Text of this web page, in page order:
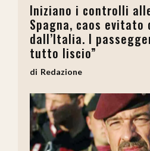
Iniziano i controlli
Spagna, caos evitato
dall’Italia. I
tutto liscio”
Redazione